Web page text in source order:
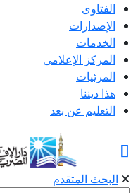
الفتاوى
الإصدارات
الخدمات
المركز الإعلامى
المرئيات
هذا ديننا
التعليم عن بعد
البحث المتقدم